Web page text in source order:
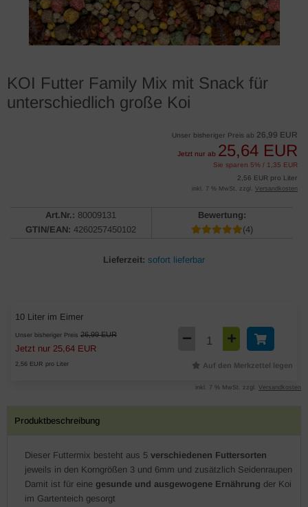
KOI Futter Family Mix mit Snack für
unterschiedlich große Koi
Unser bisheriger Preis ab 26,99 EUR
Jetzt nur ab 25,64 EUR
Sie sparen 5% / 1,35 EUR
2,56 EUR pro Liter
inkl. 7 % MwSt. zzgl. Versandkosten
Art.Nr.: 80009131
GTIN/EAN: 4260257450102
Bewertung:
(4)
Lieferzeit: sofort lieferbar
10 Liter im Eimer
Unser bisheriger Preis 26,99 EUR
Jetzt nur 25,64 EUR
2,56 EUR pro Liter Auf den Merkzettel legen
inkl. 7 % MwSt. zzgl. Versandkosten
Produktbeschreibung
Dieser Futtermix besteht aus 5 verschiedenen Futtersorten
jeweils in den Korngrößen 3 und 6mm und zusätzlich Seidenraupen
Damit ist für eine gesunde und ausgewogene Ernährung der Koi
im Gartenteich gesorgt